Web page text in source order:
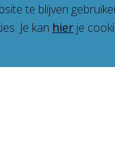
te blijven
Je kan hier je